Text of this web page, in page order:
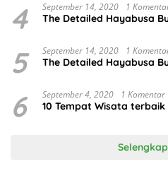
4 September 14, 2020 1
The Detailed Hayabusa
5 September 14, 2020 1
The Detailed Hayabusa
6 September 4, 2020 1 Komentar
10 Tempat Wisata terbaik